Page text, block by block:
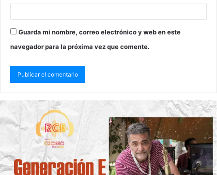
Guarda mi nombre, correo electrónico y web en este
navegador para la próxima vez que comente.